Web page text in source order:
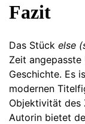
Fazit
Das Stück else
Zeit
Geschichte. Es
modernen
Objektivität des
Autorin bietet